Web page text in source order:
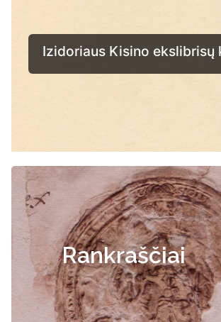
Rankraščiai